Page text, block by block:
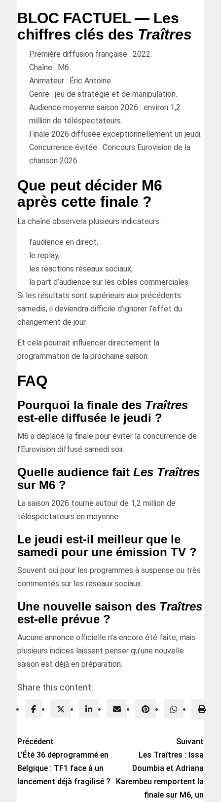
BLOC FACTUEL — Les
chiffres clés des Traîtres
Première diffusion française : 2022.
Chaîne : M6.
Animateur : Éric Antoine.
Genre : jeu de stratégie et de manipulation.
Audience moyenne saison 2026 : environ 1,2
million de téléspectateurs.
Finale 2026 diffusée exceptionnellement un jeudi.
Concurrence évitée : Concours Eurovision de la
chanson 2026.
Que peut décider M6
après cette finale ?
La chaîne observera plusieurs indicateurs :
l’audience en direct,
le replay,
les réactions réseaux sociaux,
la part d’audience sur les cibles commerciales.
Si les résultats sont supérieurs aux précédents
samedis, il deviendra difficile d’ignorer l’effet du
changement de jour.
Et cela pourrait influencer directement la
programmation de la prochaine saison.
FAQ
Pourquoi la finale des Traîtres
est-elle diffusée le jeudi ?
M6 a déplacé la finale pour éviter la concurrence de
l’Eurovision diffusé samedi soir.
Quelle audience fait Les Traîtres
sur M6 ?
La saison 2026 tourne autour de 1,2 million de
téléspectateurs en moyenne.
Le jeudi est-il meilleur que le
samedi pour une émission TV ?
Souvent oui pour les programmes à suspense ou très
commentés sur les réseaux sociaux.
Une nouvelle saison des Traîtres
est-elle prévue ?
Aucune annonce officielle n’a encore été faite, mais
plusieurs indices laissent penser qu’une nouvelle
saison est déjà en préparation.
Share this content:
Précédent
L’Été 36 déprogrammé en
Belgique : TF1 face à un
lancement déjà fragilisé ?
Suivant
Les Traîtres : Issa
Doumbia et Adriana
Karembeu remportent la
finale sur M6, un